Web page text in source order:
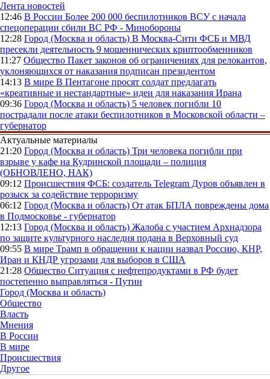
Лента новостей
12:46 В России Более 200 000 беспилотников ВСУ с начала
спецоперации сбили ВС РФ - Минобороны
12:28 Город (Москва и область) В Москва-Сити ФСБ и МВД
пресекли деятельность 9 мошеннических криптообменников
11:27 Общество Пакет законов об ограничениях для релокантов,
уклоняющихся от наказания подписан президентом
14:13 В мире В Пентагоне просят солдат предлагать
«креативные и нестандартные» идеи для наказания Ирана
09:36 Город (Москва и область) 5 человек погибли 10
пострадали после атаки беспилотников в Московской области –
губернатор
Актуальные материалы
21:20 Город (Москва и область) Три человека погибли при
взрыве у кафе на Кудринской площади – полиция
(ОБНОВЛЕНО, НАК)
09:12 Происшествия ФСБ: создатель Telegram Дуров объявлен в
розыск за содействие терроризму
06:12 Город (Москва и область) От атак БПЛА повреждены дома
в Подмосковье - губернатор
12:13 Город (Москва и область) Жалоба с участием Архнадзора
по защите культурного наследия подана в Верховный суд
09:55 В мире Трамп в обращении к нации назвал Россию, КНР,
Иран и КНДР угрозами для выборов в США
21:28 Общество Ситуация с нефтепродуктами в РФ будет
постепенно выправляться - Путин
Город (Москва и область)
Общество
Власть
Мнения
В России
В мире
Происшествия
Другое